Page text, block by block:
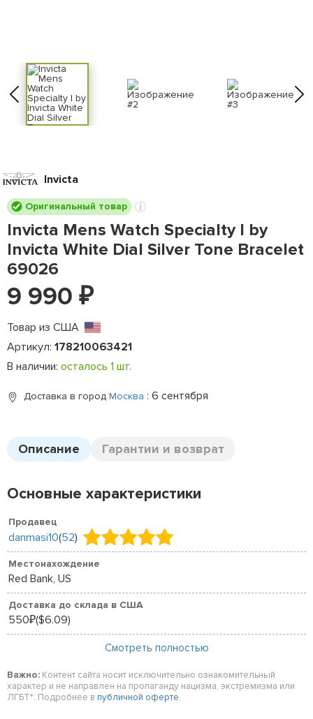
Invicta
Оригинальный товар
Invicta Mens Watch Specialty I by
Invicta White Dial Silver Tone Bracelet
69026
9 990 ₽
Товар из США
Артикул: 178210063421
В наличии: осталось 1 шт.
Доставка в город Москва : 6 сентября
Описание Гарантии и возврат
Основные характеристики
Продавец
danmasi10(52)
Местонахождение
Red Bank, US
Доставка до склада в США
550₽($6.09)
Смотреть полностью
Важно: Контент сайта носит исключительно ознакомительный
характер и не направлен на пропаганду нацизма, экстремизма или
ЛГБТ*. Подробнее в публичной оферте.